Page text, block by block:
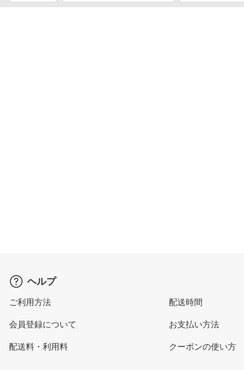
ヘルプ
ご利用方法
会員登録について
配送料・利用料
配送時間
お支払い方法
クーポンの使い方